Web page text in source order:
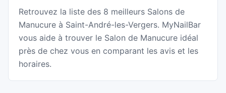
Retrouvez la liste des 8 meilleurs Salons de
Manucure à Saint-André-les-Vergers. MyNailBar
vous aide à trouver le Salon de Manucure idéal
près de chez vous en comparant les avis et les
horaires.